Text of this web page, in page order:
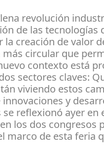
revolución
de las tecnologías
la creación de valor
circular que
contexto está
sectores claves:
viviendo estos
y
reflexionó ayer en
los dos congresos
marco de esta feria